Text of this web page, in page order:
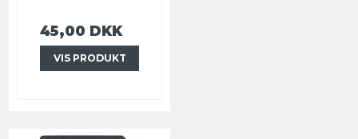
45,00 DKK
VIS PRODUKT